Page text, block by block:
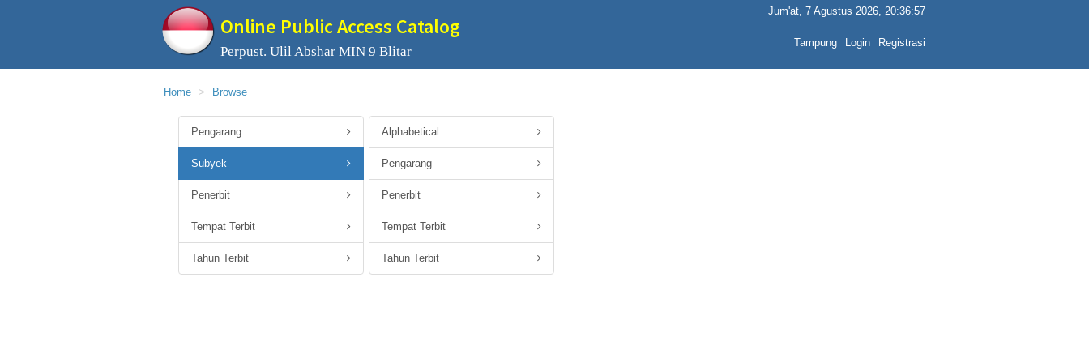
Online Public Access Catalog
Perpust. Ulil Abshar MIN 9 Blitar
Jum'at, 7 Agustus 2026, 20:36:57
Tampung Login Registrasi
Home Browse
Pengarang
Subyek
Penerbit
Tempat Terbit
Tahun Terbit
Alphabetical
Pengarang
Penerbit
Tempat Terbit
Tahun Terbit